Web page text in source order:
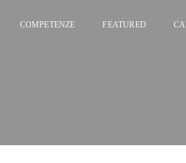
COMPETENZE FEATURED